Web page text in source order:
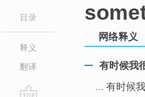
目录
释义
翻译
网络释义
有时候我
... 有时候